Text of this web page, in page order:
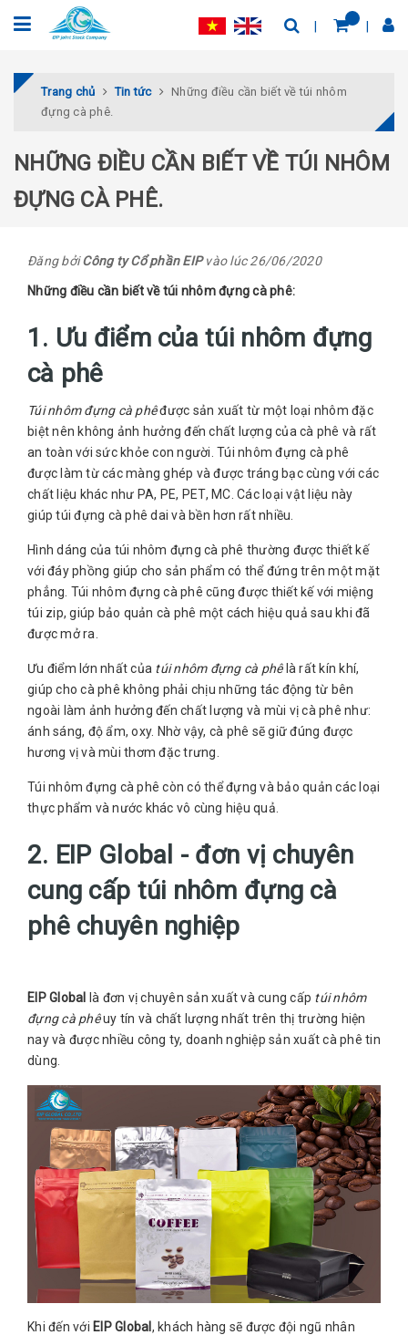
Trang chủ Tin tức
Những điều cần biết về túi nhôm
đựng cà phê.
NHỮNG ĐIỀU CẦN BIẾT VỀ TÚI NHÔM
ĐỰNG CÀ PHÊ.
Đăng bởiCông ty Cổ phần EIPvào lúc 26/06/2020
Những điều cần biết về túi nhôm đựng cà phê:
1. Ưu điểm của túi nhôm đựng
cà phê
Túi nhôm đựng cà phêđược sản xuất từ một loại nhôm đặc
biệt nên không ảnh hưởng đến chất lượng của cà phê và rất
an toàn với sức khỏe con người. Túi nhôm đựng cà phê
được làm từ các màng ghép và được tráng bạc cùng với các
chất liệu khác như PA, PE, PET, MC. Các loại vật liệu này
giúp túi đựng cà phê dai và bền hơn rất nhiều.
Hình dáng của túi nhôm đựng cà phê thường được thiết kế
với đáy phồng giúp cho sản phẩm có thể đứng trên một mặt
phẳng. Túi nhôm đựng cà phê cũng được thiết kế với miệng
túi zip, giúp bảo quản cà phê một cách hiệu quả sau khi đã
được mở ra.
Ưu điểm lớn nhất của túi nhôm đựng cà phêlà rất kín khí,
giúp cho cà phê không phải chịu những tác động từ bên
ngoài làm ảnh hưởng đến chất lượng và mùi vị cà phê như:
ánh sáng, độ ẩm, oxy. Nhờ vậy, cà phê sẽ giữ đúng được
hương vị và mùi thơm đặc trưng.
Túi nhôm đựng cà phê còn có thể đựng và bảo quản các loại
thực phẩm và nước khác vô cùng hiệu quả.
2. EIP Global - đơn vị chuyên
cung cấp túi nhôm đựng cà
phê chuyên nghiệp
EIP Global là đơn vị chuyên sản xuất và cung cấp túi nhôm
đựng cà phêuy tín và chất lượng nhất trên thị trường hiện
nay và được nhiều công ty, doanh nghiệp sản xuất cà phê tin
dùng.
Khi đến với EIP Global , khách hàng sẽ được đội ngũ nhân